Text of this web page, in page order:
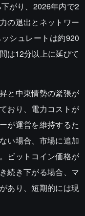
がり、2026年内で2
の退出とネットワー
シュレートは約920
は12分以上に延びて
と中東情勢の緊張が
おり、電力コストが
が運営を維持するた
い場合、市場に追加
ビットコイン価格が
続き下がる場合、マ
あり、短期的には現